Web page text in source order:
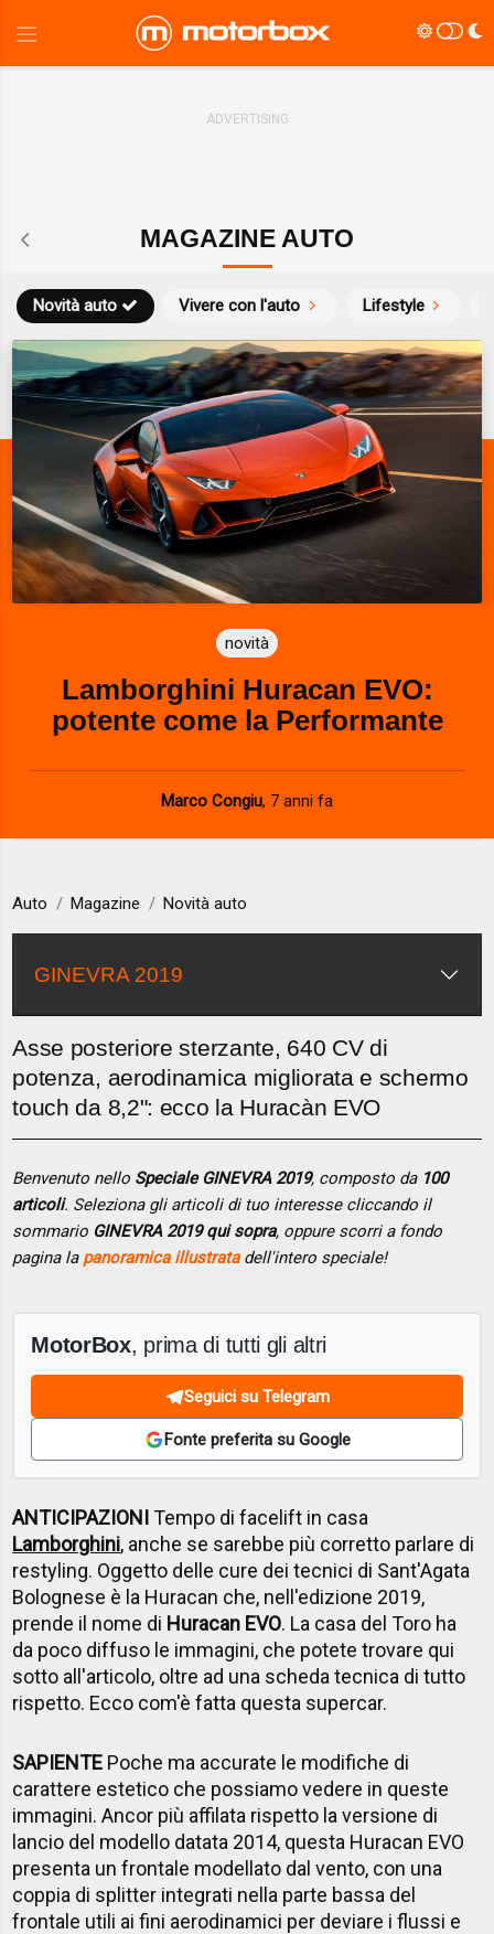
MAGAZINE AUTO
Novità auto Vivere con l'auto Lifestyle
novità
Lamborghini Huracan EVO:
potente come la Performante
Marco Congiu, 7 anni fa
Auto Magazine Novità auto
GINEVRA 2019
Asse posteriore sterzante, 640 CV di
potenza, aerodinamica migliorata e schermo
touch da 8,2": ecco la Huracàn EVO
Benvenuto nello Speciale GINEVRA 2019, composto da 100
articoli. Seleziona gli articoli di tuo interesse cliccando il
sommario GINEVRA 2019 qui sopra, oppure scorri a fondo
pagina la panoramica illustratadell'intero speciale!
MotorBox, prima di tutti gli altri
Seguici su Telegram
Fonte preferita su Google
ANTICIPAZIONITempo di facelift in casa
Lamborghini, anche se sarebbe più corretto parlare di
restyling. Oggetto delle cure dei tecnici di Sant'Agata
Bolognese è la Huracan che, nell'edizione 2019,
prende il nome di Huracan EVO. La casa del Toro ha
da poco diffuso le immagini, che potete trovare qui
sotto all'articolo, oltre ad una scheda tecnica di tutto
rispetto. Ecco com'è fatta questa supercar.
SAPIENTE Poche ma accurate le modifiche di
carattere estetico che possiamo vedere in queste
immagini. Ancor più affilata rispetto la versione di
lancio del modello datata 2014, questa Huracan EVO
presenta un frontale modellato dal vento, con una
coppia di splitter integrati nella parte bassa del
frontale utili ai fini aerodinamici per deviare i flussi e